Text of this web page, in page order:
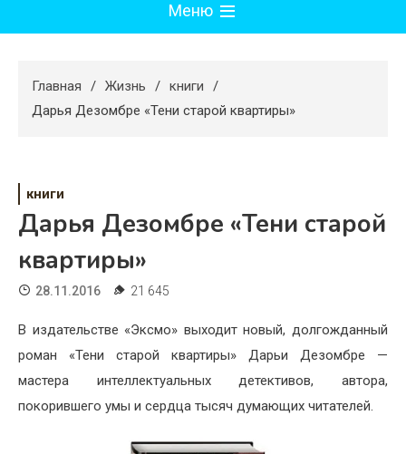
Меню
Худеем
Жизнь
Хобби
Красота
Недвижимость
Главная Жизнь
книги
Дарья Дезомбре «Тени старой квартиры»
книги
Дарья Дезомбре «Тени старой
квартиры»
28.11.2016 21 645
В издательстве «Эксмо» выходит новый, долгожданный
роман «Тени старой квартиры» Дарьи Дезомбре —
мастера интеллектуальных детективов, автора,
покорившего умы и сердца тысяч думающих читателей.